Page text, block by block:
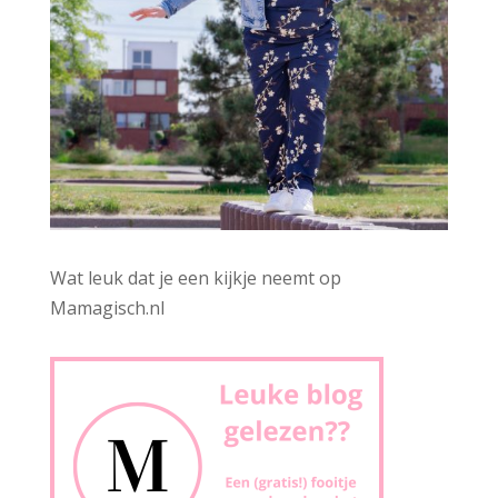
Wat leuk dat je een kijkje neemt op
Mamagisch.nl